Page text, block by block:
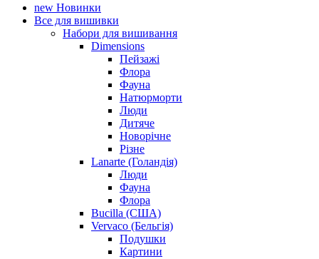
new Новинки
Все для вишивки
Набори для вишивання
Dimensions
Пейзажі
Флора
Фауна
Натюрморти
Люди
Дитяче
Новорічне
Різне
Lanarte (Голандія)
Люди
Фауна
Флора
Bucilla (США)
Vervaco (Бельгія)
Подушки
Картини